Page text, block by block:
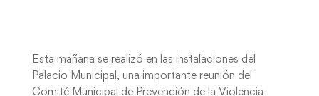
Esta mañana se realizó en las instalaciones del
Palacio Municipal, una importante reunión del
Comité Municipal de Prevención de la Violencia